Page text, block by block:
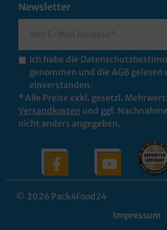
Newsletter
Ich habe die
genommen und die AGB gelesen
einverstanden.
* Alle Preise exkl. gesetzl.
Versandkosten und ggf.
nicht anders angegeben.
© 2026 Pack4Food24
Impressum